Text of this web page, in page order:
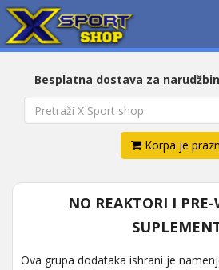
Besplatna dostava za
Korpa je
NO REAKTORI I
Ova grupa dodataka ishrani je